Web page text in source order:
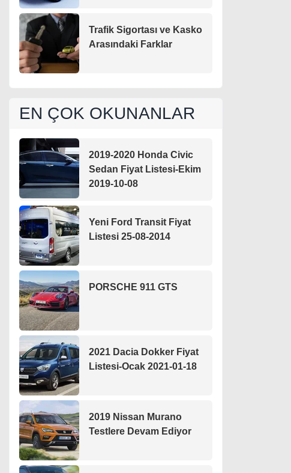
Trafik Sigortası ve Kasko
Arasındaki Farklar
EN ÇOK OKUNANLAR
2019-2020 Honda Civic
Sedan Fiyat Listesi-Ekim
2019-10-08
Yeni Ford Transit Fiyat
Listesi 25-08-2014
PORSCHE 911 GTS
2021 Dacia Dokker Fiyat
Listesi-Ocak 2021-01-18
2019 Nissan Murano
Testlere Devam Ediyor